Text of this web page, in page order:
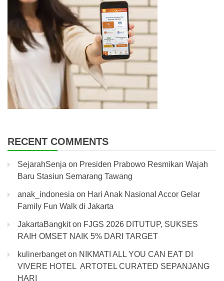
RECENT COMMENTS
SejarahSenja on Presiden Prabowo Resmikan Wajah
Baru Stasiun Semarang Tawang
anak_indonesia on Hari Anak Nasional Accor Gelar
Family Fun Walk di Jakarta
JakartaBangkiton FJGS 2026 DITUTUP, SUKSES
RAIH OMSET NAIK 5% DARI TARGET
kulinerbangeton NIKMATI ALL YOU CAN EAT DI
VIVERE HOTEL ARTOTEL CURATED SEPANJANG
HARI